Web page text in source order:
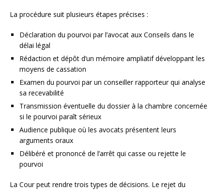
La procédure suit plusieurs étapes précises :
Déclaration du pourvoi par l’avocat aux Conseils dans le
délai légal
Rédaction et dépôt d’un mémoire ampliatif développant les
moyens de cassation
Examen du pourvoi par un conseiller rapporteur qui analyse
sa recevabilité
Transmission éventuelle du dossier à la chambre concernée
si le pourvoi paraît sérieux
Audience publique où les avocats présentent leurs
arguments oraux
Délibéré et prononcé de l’arrêt qui casse ou rejette le
pourvoi
La Cour peut rendre trois types de décisions. Le rejet du